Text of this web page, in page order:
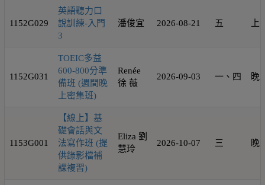
1152G029
英語聽力口
說訓練-入門
3
潘俊宜 2026-08-21 五 上
1152G031
TOEIC多益
600-800分準
備班 (週間晚
上密集班)
Renée
徐 薇
2026-09-03 一、四 晚
1153G001
【線上】基
礎會話與文
法寫作班 (提
供錄影檔補
課複習)
Eliza 劉
慧玲
2026-10-07 三 晚